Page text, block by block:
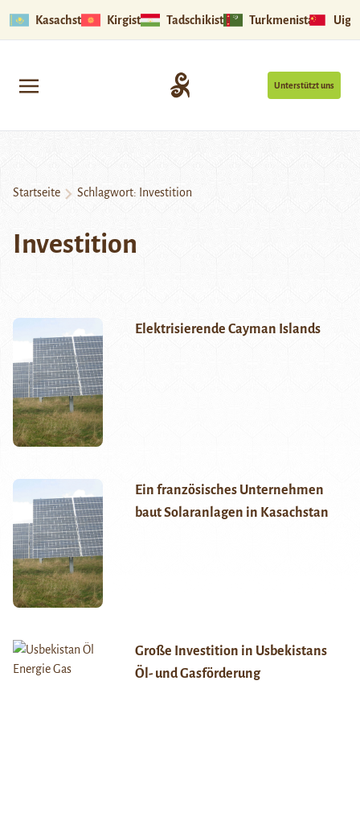
Kasachstan Kirgistan Tadschikistan Turkmenistan
Unterstützt uns
Startseite Schlagwort: Investition
Investition
Elektrisierende Cayman Islands
Ein französisches Unternehmen
baut Solaranlagen in Kasachstan
Große Investition in Usbekistans
Öl- und Gasförderung